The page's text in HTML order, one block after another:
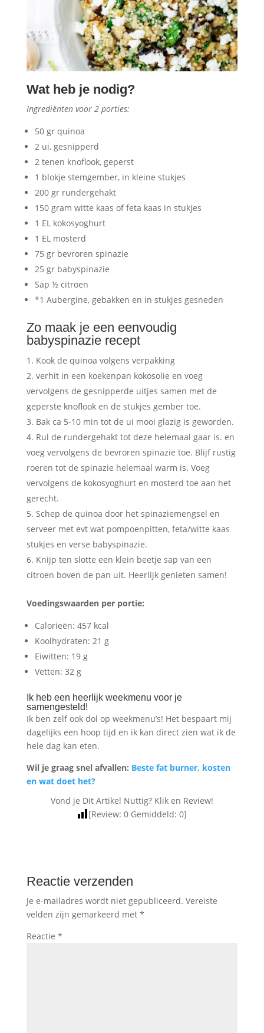
Wat heb je nodig?
Ingrediënten voor 2 porties:
50 gr quinoa
2 ui, gesnipperd
2 tenen knoflook, geperst
1 blokje stemgember, in kleine stukjes
200 gr rundergehakt
150 gram witte kaas of feta kaas in stukjes
1 EL kokosyoghurt
1 EL mosterd
75 gr bevroren spinazie
25 gr babyspinazie
Sap ½ citroen
*1 Aubergine, gebakken en in stukjes gesneden
Zo maak je een eenvoudig
babyspinazie recept
Kook de quinoa volgens verpakking
verhit in een koekenpan kokosolie en voeg
vervolgens de gesnipperde uitjes samen met de
geperste knoflook en de stukjes gember toe.
Bak ca 5-10 min tot de ui mooi glazig is geworden.
Rul de rundergehakt tot deze helemaal gaar is. en
voeg vervolgens de bevroren spinazie toe. Blijf rustig
roeren tot de spinazie helemaal warm is. Voeg
vervolgens de kokosyoghurt en mosterd toe aan het
gerecht.
Schep de quinoa door het spinaziemengsel en
serveer met evt wat pompoenpitten, feta/witte kaas
stukjes en verse babyspinazie.
Knijp ten slotte een klein beetje sap van een
citroen boven de pan uit. Heerlijk genieten samen!
Voedingswaarden per portie:
Calorieën: 457 kcal
Koolhydraten: 21 g
Eiwitten: 19 g
Vetten: 32 g
Ik heb een heerlijk weekmenu voor je
samengesteld!
Ik ben zelf ook dol op weekmenu’s! Het bespaart mij
dagelijks een hoop tijd en ik kan direct zien wat ik de
hele dag kan eten.
Wil je graag snel afvallen: Beste fat burner, kosten
en wat doet het?
Vond je Dit Artikel Nuttig? Klik en Review!
[Review:0 Gemiddeld:0]
Reactie verzenden
Je e-mailadres wordt niet gepubliceerd. Vereiste
velden zijn gemarkeerd met *
Reactie *